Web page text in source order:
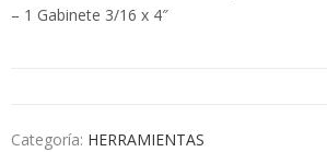
– 1 Gabinete 3/16 x 4″
Categoría: HERRAMIENTAS